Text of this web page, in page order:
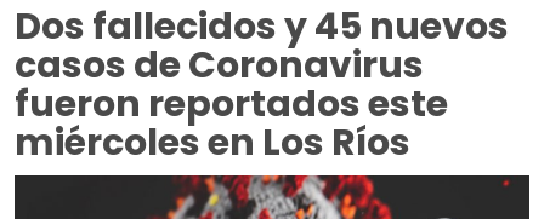
Dos fallecidos y 45 nuevos
casos de Coronavirus
fueron reportados este
miércoles en Los Ríos